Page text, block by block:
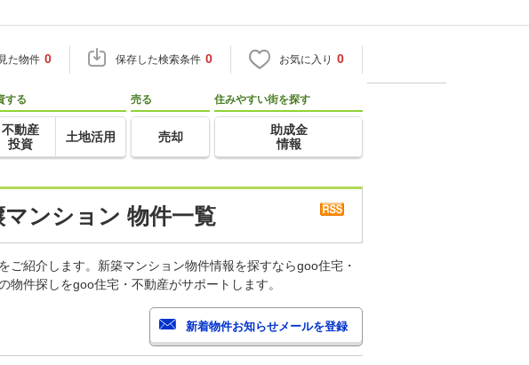
た物件 0 保存した検索条件 0 お気に入り 0
する
不動産
投資
土地活用
売る
売却
住みやすい街を探す
助成金
情報
ンション 物件一覧
紹介します。新築マンション物件情報を探すならgoo住宅・
件探しをgoo住宅・不動産がサポートします。